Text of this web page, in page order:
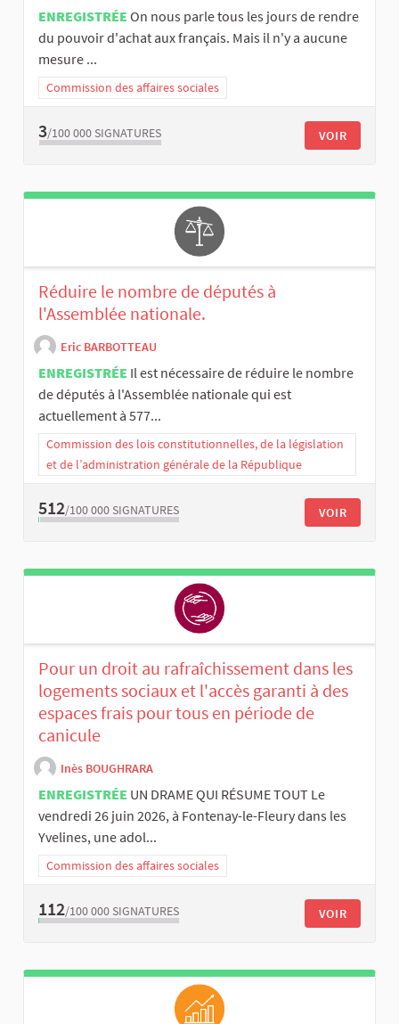
ENREGISTRÉE On nous parle tous les jours de rendre
du pouvoir d'achat aux français. Mais il n'y a aucune
mesure ...
Commission des affaires sociales
3/100 000 SIGNATURES VOIR
Réduire le nombre de députés à
l'Assemblée nationale.
Eric BARBOTTEAU
ENREGISTRÉE Il est nécessaire de réduire le nombre
de députés à l'Assemblée nationale qui est
actuellement à 577...
Commission des lois constitutionnelles, de la législation
et de l’administration générale de la République
512/100 000 SIGNATURES VOIR
Pour un droit au rafraîchissement dans les
logements sociaux et l'accès garanti à des
espaces frais pour tous en période de
canicule
Inès BOUGHRARA
ENREGISTRÉE UN DRAME QUI RÉSUME TOUT Le
vendredi 26 juin 2026, à Fontenay-le-Fleury dans les
Yvelines, une adol...
Commission des affaires sociales
112/100 000 SIGNATURES VOIR